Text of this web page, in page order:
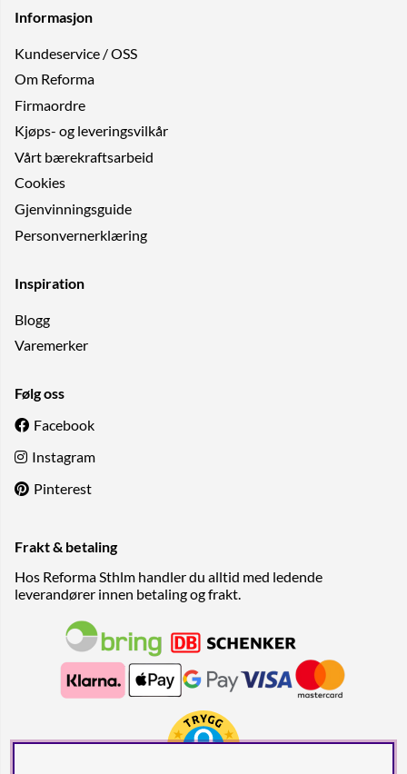
Informasjon
Kundeservice / OSS
Om Reforma
Firmaordre
Kjøps- og leveringsvilkår
Vårt bærekraftsarbeid
Cookies
Gjenvinningsguide
Personvernerklæring
Inspiration
Blogg
Varemerker
Følg oss
Facebook
Instagram
Pinterest
Frakt & betaling
Hos Reforma Sthlm handler du alltid med ledende
leverandører innen betaling og frakt.